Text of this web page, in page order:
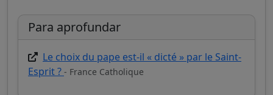
Para aprofundar
Le choix du pape est-il « dicté » par le Saint-
Esprit ? - France Catholique